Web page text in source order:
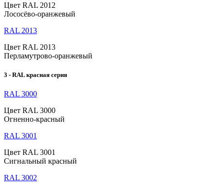
Цвет RAL 2012
Лососёво-оранжевый
RAL 2013
Цвет RAL 2013
Перламутрово-оранжевый
3 - RAL красная серия
RAL 3000
Цвет RAL 3000
Огненно-красный
RAL 3001
Цвет RAL 3001
Сигнальный красный
RAL 3002